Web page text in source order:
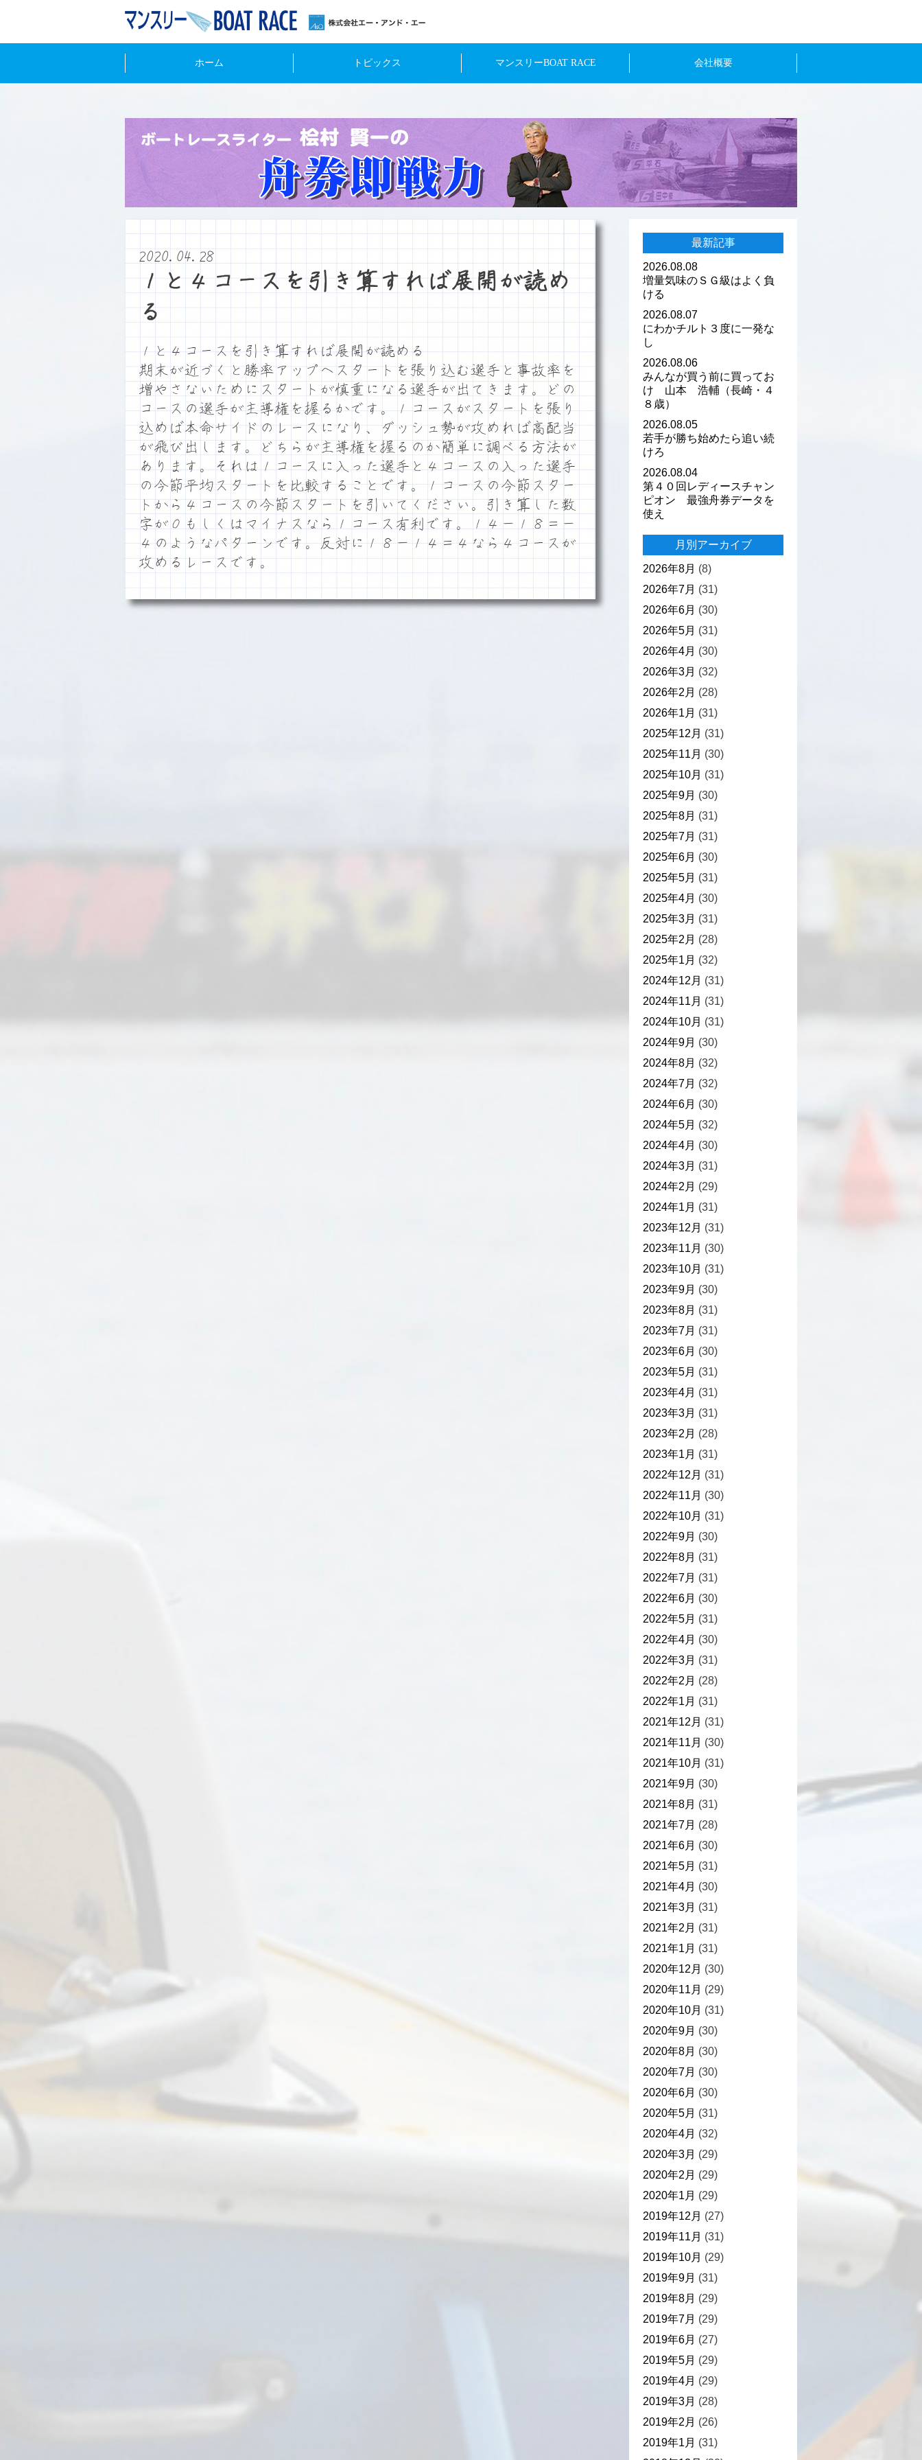
ホーム トピックス マンスリーBOAT RACE 会社概要
2020.04.28
１と４コースを引き算すれば展開が読め
る
１と４コースを引き算すれば展開が読める
期末が近づくと勝率アップへスタートを張り込む選手と事故率を
増やさないためにスタートが慎重になる選手が出てきます。どの
コースの選手が主導権を握るかです。１コースがスタートを張り
込めば本命サイドのレースになり、ダッシュ勢が攻めれば高配当
が飛び出します。どちらが主導権を握るのか簡単に調べる方法が
あります。それは１コースに入った選手と４コースの入った選手
の今節平均スタートを比較することです。１コースの今節スター
トから４コースの今節スタートを引いてください。引き算した数
字が０もしくはマイナスなら１コース有利です。１４－１８＝－
４のようなパターンです。反対に１８－１４＝４なら４コースが
攻めるレースです。
最新記事
2026.08.08
増量気味のＳＧ級はよく負
ける
2026.08.07
にわかチルト３度に一発な
し
2026.08.06
みんなが買う前に買ってお
け 山本 浩輔（長崎・４
８歳）
2026.08.05
若手が勝ち始めたら追い続
けろ
2026.08.04
第４０回レディースチャン
ピオン 最強舟券データを
使え
月別アーカイブ
2026年8月 (8)
2026年7月 (31)
2026年6月 (30)
2026年5月 (31)
2026年4月 (30)
2026年3月 (32)
2026年2月 (28)
2026年1月 (31)
2025年12月 (31)
2025年11月 (30)
2025年10月 (31)
2025年9月 (30)
2025年8月 (31)
2025年7月 (31)
2025年6月 (30)
2025年5月 (31)
2025年4月 (30)
2025年3月 (31)
2025年2月 (28)
2025年1月 (32)
2024年12月 (31)
2024年11月 (31)
2024年10月 (31)
2024年9月 (30)
2024年8月 (32)
2024年7月 (32)
2024年6月 (30)
2024年5月 (32)
2024年4月 (30)
2024年3月 (31)
2024年2月 (29)
2024年1月 (31)
2023年12月 (31)
2023年11月 (30)
2023年10月 (31)
2023年9月 (30)
2023年8月 (31)
2023年7月 (31)
2023年6月 (30)
2023年5月 (31)
2023年4月 (31)
2023年3月 (31)
2023年2月 (28)
2023年1月 (31)
2022年12月 (31)
2022年11月 (30)
2022年10月 (31)
2022年9月 (30)
2022年8月 (31)
2022年7月 (31)
2022年6月 (30)
2022年5月 (31)
2022年4月 (30)
2022年3月 (31)
2022年2月 (28)
2022年1月 (31)
2021年12月 (31)
2021年11月 (30)
2021年10月 (31)
2021年9月 (30)
2021年8月 (31)
2021年7月 (28)
2021年6月 (30)
2021年5月 (31)
2021年4月 (30)
2021年3月 (31)
2021年2月 (31)
2021年1月 (31)
2020年12月 (30)
2020年11月 (29)
2020年10月 (31)
2020年9月 (30)
2020年8月 (30)
2020年7月 (30)
2020年6月 (30)
2020年5月 (31)
2020年4月 (32)
2020年3月 (29)
2020年2月 (29)
2020年1月 (29)
2019年12月 (27)
2019年11月 (31)
2019年10月 (29)
2019年9月 (31)
2019年8月 (29)
2019年7月 (29)
2019年6月 (27)
2019年5月 (29)
2019年4月 (29)
2019年3月 (28)
2019年2月 (26)
2019年1月 (31)